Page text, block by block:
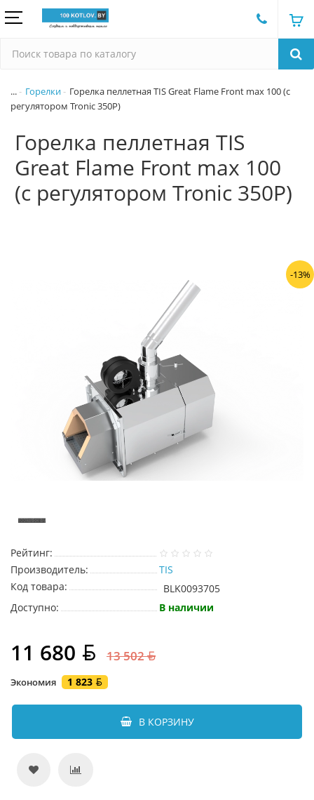
... Горелки
Горелка пеллетная TIS Great Flame Front max 100 (c
регулятором Tronic 350P)
Горелка пеллетная TIS
Great Flame Front max 100
(c регулятором Tronic 350P)
-13%
Рейтинг:
Производитель:
TIS
Код товара:
BLK0093705
Доступно:
В наличии
11 680 13 502
Экономия 1 823
В КОРЗИНУ